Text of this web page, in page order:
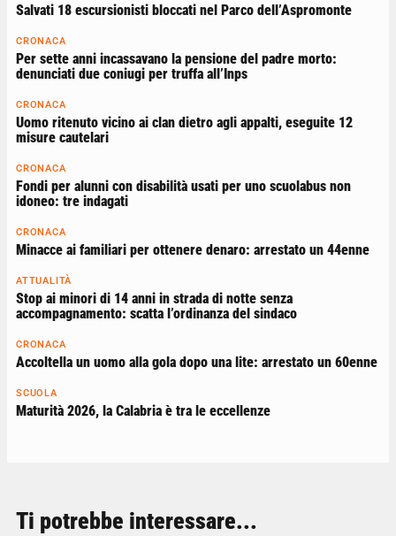
Salvati 18 escursionisti bloccati nel Parco dell’Aspromonte
CRONACA
Per sette anni incassavano la pensione del padre morto:
denunciati due coniugi per truffa all’Inps
CRONACA
Uomo ritenuto vicino ai clan dietro agli appalti, eseguite 12
misure cautelari
CRONACA
Fondi per alunni con disabilità usati per uno scuolabus non
idoneo: tre indagati
CRONACA
Minacce ai familiari per ottenere denaro: arrestato un 44enne
ATTUALITÀ
Stop ai minori di 14 anni in strada di notte senza
accompagnamento: scatta l’ordinanza del sindaco
CRONACA
Accoltella un uomo alla gola dopo una lite: arrestato un 60enne
SCUOLA
Maturità 2026, la Calabria è tra le eccellenze
Ti potrebbe interessare...